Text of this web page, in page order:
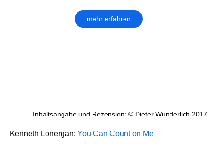
mehr erfahren
Inhaltsangabe und Rezension: © Dieter Wunderlich 2017
Kenneth Lonergan: You Can Count on Me